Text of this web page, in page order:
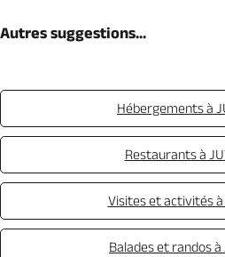
Autres suggestions...
Hébergements à
Restaurants à
Visites et activités à
Balades et randos à